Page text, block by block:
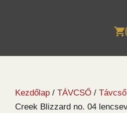
Kezdőlap / TÁVCSŐ /
Creek Blizzard no. 04